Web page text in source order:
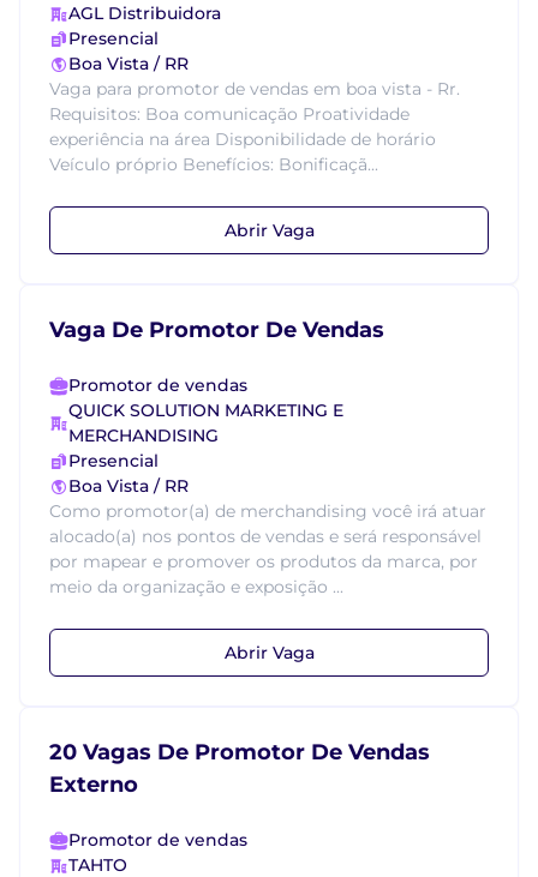
AGL Distribuidora
Presencial
Boa Vista / RR
Vaga para promotor de vendas em boa vista - Rr.
Requisitos: Boa comunicação Proatividade
experiência na área Disponibilidade de horário
Veículo próprio Benefícios: Bonificaçã...
Abrir Vaga
Vaga De Promotor De Vendas
Promotor de vendas
QUICK SOLUTION MARKETING E
MERCHANDISING
Presencial
Boa Vista / RR
Como promotor(a) de merchandising você irá atuar
alocado(a) nos pontos de vendas e será responsável
por mapear e promover os produtos da marca, por
meio da organização e exposição ...
Abrir Vaga
20 Vagas De Promotor De Vendas
Externo
Promotor de vendas
TAHTO